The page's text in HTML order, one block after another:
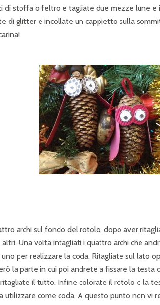
di stoffa o feltro e tagliate due mezze lune e
di glitter e incollate un cappietto sulla
archi sul fondo del rotolo, dopo aver
Una volta intagliati i quattro archi che
per realizzare la coda. Ritagliate sul lato
la parte in cui poi andrete a fissare la
il tutto. Infine colorate il rotolo e la
utilizzare come coda. A questo punto non vi